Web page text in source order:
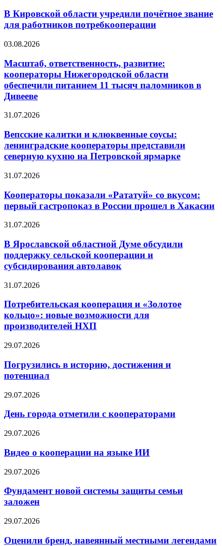
В Кировской области учредили почётное звание
для работников потребкооперации
03.08.2026
Масштаб, ответственность, развитие:
кооператоры Нижегородской области
обеспечили питанием 11 тысяч паломников в
Дивееве
31.07.2026
Вепсские калитки и клюквенные соусы:
ленинградские кооператоры представили
северную кухню на Петровской ярмарке
31.07.2026
Кооператоры показали «Рататуй» со вкусом:
первый гастропоказ в России прошел в Хакасии
31.07.2026
В Ярославской областной Думе обсудили
поддержку сельской кооперации и
субсидирования автолавок
31.07.2026
Потребительская кооперация и «Золотое
кольцо»: новые возможности для
производителей НХП
29.07.2026
Погрузились в историю, достижения и
потенциал
29.07.2026
День города отметили с кооператорами
29.07.2026
Видео о кооперации на языке ИИ
29.07.2026
Фундамент новой системы защиты семьи
заложен
29.07.2026
Оценили бренд, навеянный местными легендами